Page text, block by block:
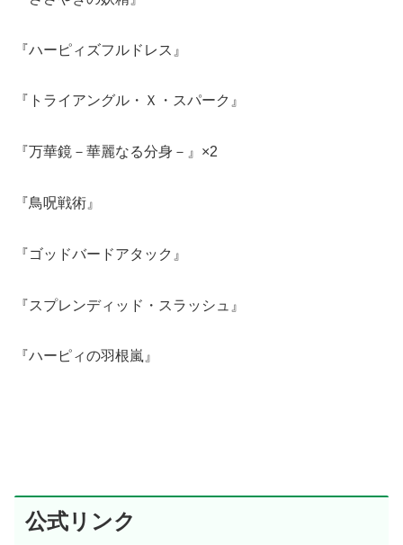
『ハーピィズフルドレス』
『トライアングル・Ｘ・スパーク』
『万華鏡－華麗なる分身－』×2
『鳥呪戦術』
『ゴッドバードアタック』
『スプレンディッド・スラッシュ』
『ハーピィの羽根嵐』
公式リンク